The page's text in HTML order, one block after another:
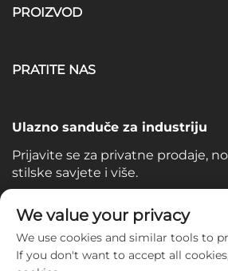
PROIZVOD
PRATITE NAS
Ulazno sanduče za industriju
Prijavite se za privatne prodaje,
stilske savjete i više.
Vaš e-mail
Subscribe
We value your privacy
We use cookies and similar tools to
If you don't want to accept all